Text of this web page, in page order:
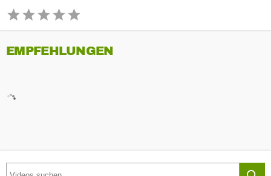
EMPFEHLUNGEN